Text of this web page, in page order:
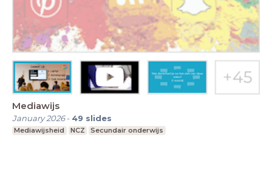
Mediawijs
January 2026- 49 slides
Mediawijsheid NCZ Secundair onderwijs